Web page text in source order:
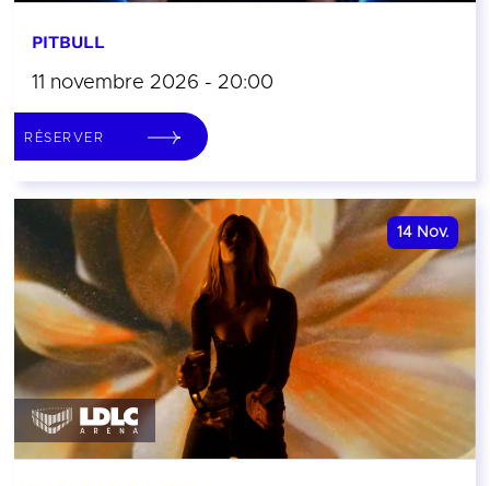
PITBULL
11 novembre 2026 - 20:00
RÉSERVER
14 Nov.